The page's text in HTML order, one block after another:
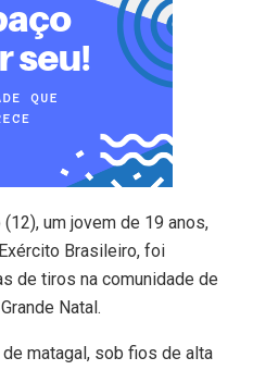
um jovem de 19 anos,
Brasileiro, foi
de tiros na comunidade de
Natal.
matagal, sob fios de alta